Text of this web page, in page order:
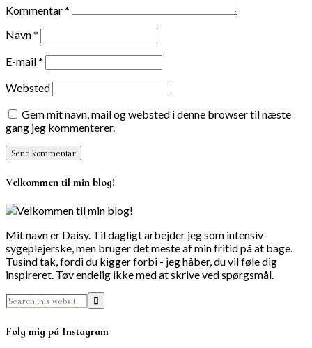
Kommentar*
Navn*
E-mail*
Websted
Gem mit navn, mail og websted i denne browser til næste
gang jeg kommenterer.
Velkommen til min blog!
Mit navn er Daisy. Til dagligt arbejder jeg som intensiv-
sygeplejerske, men bruger det meste af min fritid på at bage.
Tusind tak, fordi du kigger forbi - jeg håber, du vil føle dig
inspireret. Tøv endelig ikke med at skrive ved spørgsmål.
Følg mig på Instagram